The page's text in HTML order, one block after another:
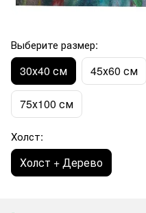
Выберите размер:
30х40 см 45х60 см
75х100 см
Холст:
Холст + Дерево